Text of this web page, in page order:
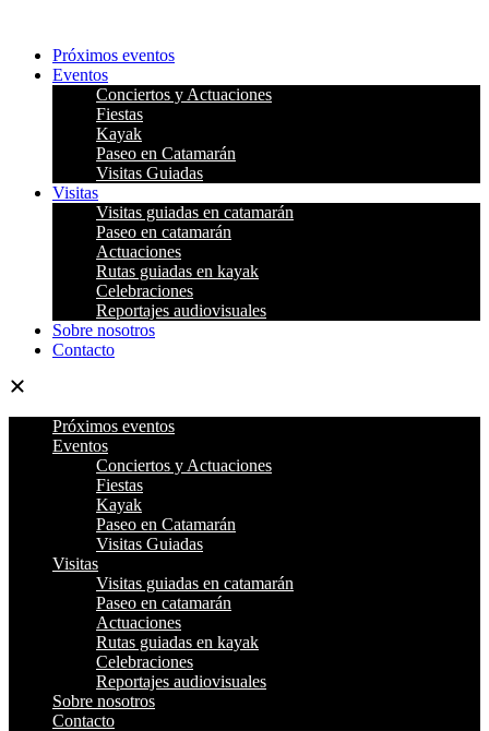
contenidoPróximos eventos
Eventos
Conciertos y Actuaciones
Fiestas
Kayak
Paseo en Catamarán
Visitas Guiadas
Visitas
Visitas guiadas en catamarán
Paseo en catamarán
Actuaciones
Rutas guiadas en kayak
Celebraciones
Reportajes audiovisuales
Sobre nosotros
Contacto
Próximos eventos
Eventos
Conciertos y Actuaciones
Fiestas
Kayak
Paseo en Catamarán
Visitas Guiadas
Visitas
Visitas guiadas en catamarán
Paseo en catamarán
Actuaciones
Rutas guiadas en kayak
Celebraciones
Reportajes audiovisuales
Sobre nosotros
Contacto